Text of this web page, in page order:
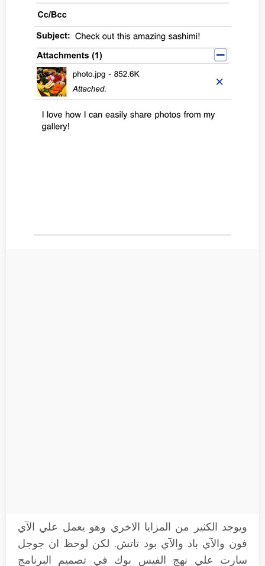
ويوجد الكثير من المزايا الاخري وهو يعمل علي الآي
فون والآي باد والآي بود تاتش. لكن لوحظ ان جوجل
سارت علي نهج الفيس بوك في تصميم البرنامج